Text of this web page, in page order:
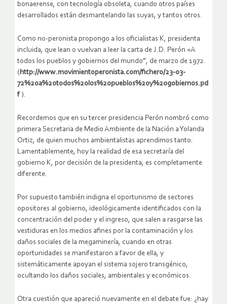
bonaerense, con tecnología obsoleta, cuando otros países
desarrollados están desmantelando las suyas, y tantos otros.
Como no-peronista propongo a los oficialistas K, presidenta
incluida, que lean o vuelvan a leer la carta de J.D. Perón «A
todos los pueblos y gobiernos del mundo”, de marzo de 1972.
(http://www.movimientoperonista.com/fichero/23-03-
72%20a%20todos%20los%20pueblos%20y%20gobiernos.pd
f ).
Recordemos que en su tercer presidencia Perón nombró como
primera Secretaria de Medio Ambiente de la Nación a Yolanda
Ortiz, de quien muchos ambientalistas aprendimos tanto.
Lamentablemente, hoy la realidad de esa secretaría del
gobierno K, por decisión de la presidenta, es completamente
diferente.
Por supuesto también indigna el oportunismo de sectores
opositores al gobierno, ideológicamente identificados con la
concentración del poder y el ingreso, que salen a rasgarse las
vestiduras en los medios afines por la contaminación y los
daños sociales de la megaminería, cuando en otras
oportunidades se manifestaron a favor de ella, y
sistemáticamente apoyan el sistema sojero transgénico,
ocultando los daños sociales, ambientales y económicos.
Otra cuestión que apareció nuevamente en el debate fue: ¿hay